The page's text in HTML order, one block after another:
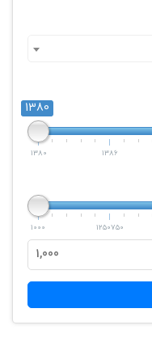
1380
1380 1386
1000 1250750
1,000